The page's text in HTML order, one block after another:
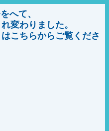
へて、
変わりました。
こちらからご覧くださ